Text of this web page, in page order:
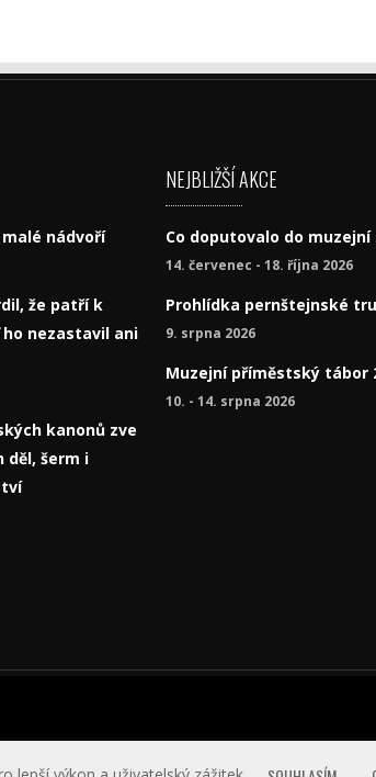
nádvoří
že patří k
nezastavil ani
kanonů zve
děl, šerm i
NEJBLIŽŠÍ AKCE
Co doputovalo do muzejní
14. červenec - 18. října 2026
Prohlídka pernštejnské
9. srpna 2026
Muzejní příměstský tábor
10. - 14. srpna 2026